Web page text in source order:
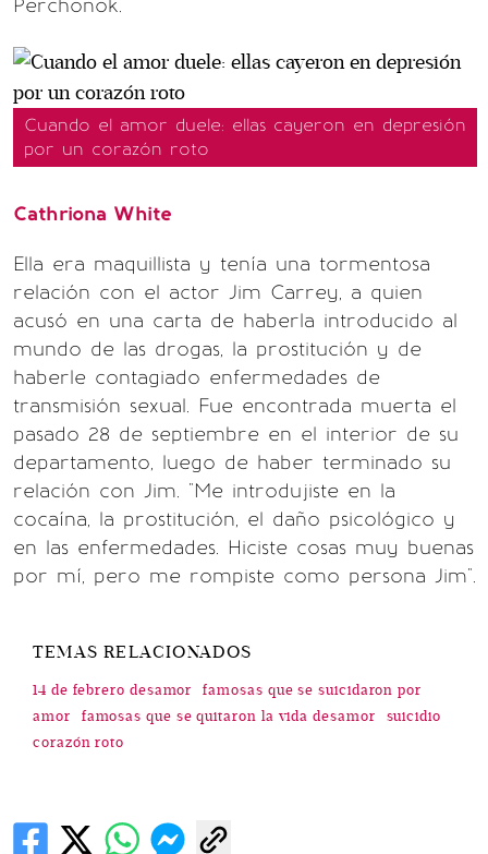
Perchonok.
Cuando el amor duele: ellas cayeron en depresión
por un corazón roto
Cathriona White
Ella era maquillista y tenía una tormentosa
relación con el actor Jim Carrey, a quien
acusó en una carta de haberla introducido al
mundo de las drogas, la prostitución y de
haberle contagiado enfermedades de
transmisión sexual. Fue encontrada muerta el
pasado 28 de septiembre en el interior de su
departamento, luego de haber terminado su
relación con Jim. "Me introdujiste en la
cocaína, la prostitución, el daño psicológico y
en las enfermedades. Hiciste cosas muy buenas
por mí, pero me rompiste como persona Jim".
TEMAS RELACIONADOS
14 de febrero desamor
famosas que se suicidaron por
amor
famosas que se quitaron la vida desamor
suicidio
corazón roto